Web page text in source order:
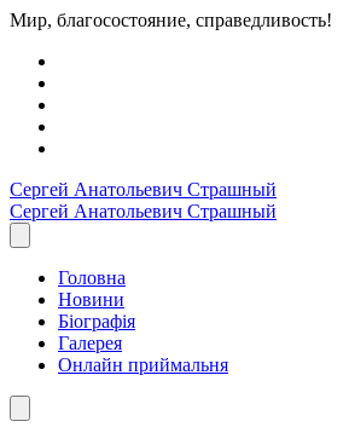
Мир, благосостояние, справедливость!
Сергей Анатольевич Страшный
Сергей Анатольевич Страшный
Головна
Новини
Біографія
Галерея
Онлайн приймальня